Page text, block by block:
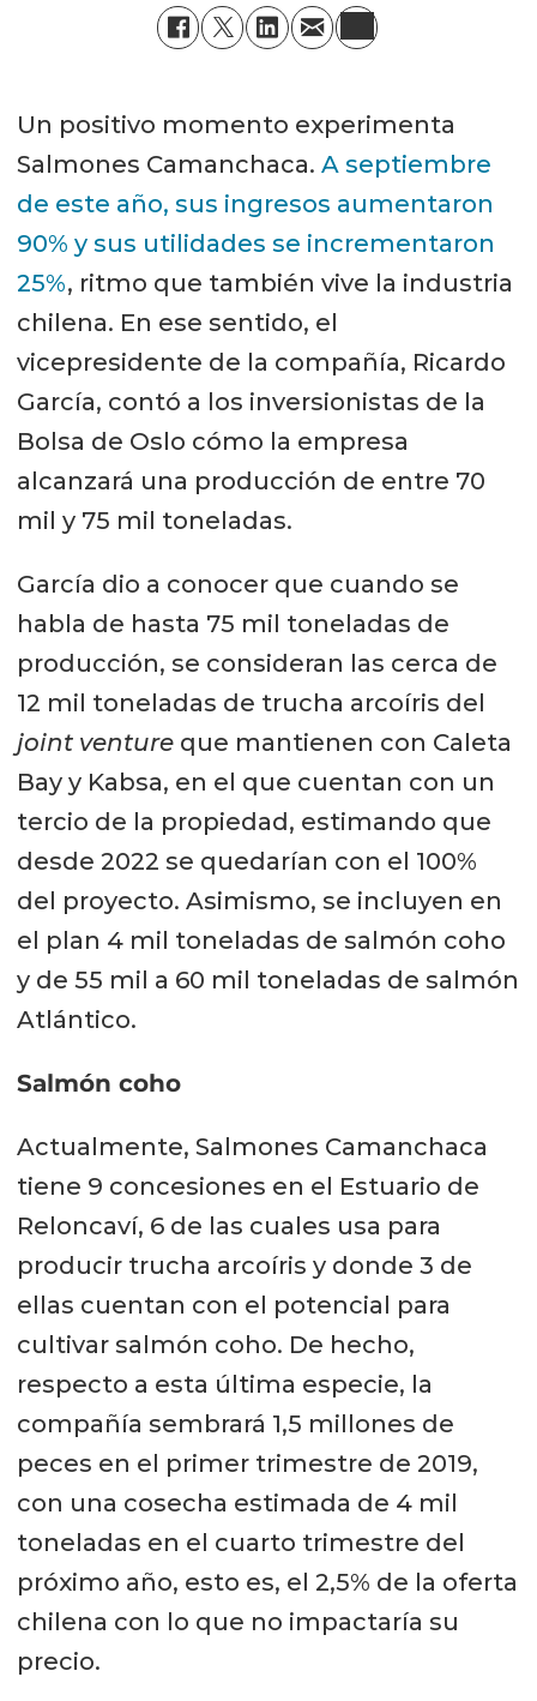
Un positivo momento experimenta
Salmones Camanchaca. A septiembre
de este año, sus ingresos aumentaron
90% y sus utilidades se incrementaron
25%, ritmo que también vive la industria
chilena. En ese sentido, el
vicepresidente de la compañía, Ricardo
García, contó a los inversionistas de la
Bolsa de Oslo cómo la empresa
alcanzará una producción de entre 70
mil y 75 mil toneladas.
García dio a conocer que cuando se
habla de hasta 75 mil toneladas de
producción, se consideran las cerca de
12 mil toneladas de trucha arcoíris del
joint venture que mantienen con Caleta
Bay y Kabsa, en el que cuentan con un
tercio de la propiedad, estimando que
desde 2022 se quedarían con el 100%
del proyecto. Asimismo, se incluyen en
el plan 4 mil toneladas de salmón coho
y de 55 mil a 60 mil toneladas de salmón
Atlántico.
Salmón coho
Actualmente, Salmones Camanchaca
tiene 9 concesiones en el Estuario de
Reloncaví, 6 de las cuales usa para
producir trucha arcoíris y donde 3 de
ellas cuentan con el potencial para
cultivar salmón coho. De hecho,
respecto a esta última especie, la
compañía sembrará 1,5 millones de
peces en el primer trimestre de 2019,
con una cosecha estimada de 4 mil
toneladas en el cuarto trimestre del
próximo año, esto es, el 2,5% de la oferta
chilena con lo que no impactaría su
precio.